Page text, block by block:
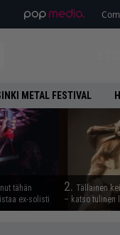
METAL FESTIVAL
tähän
ex-solisti
2. Tällainen
– katso tulinen